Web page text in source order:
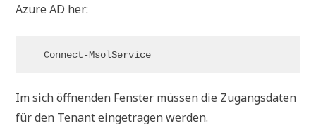
Azure AD her:
Connect-MsolService
Im sich öffnenden Fenster müssen die Zugangsdaten
für den Tenant eingetragen werden.